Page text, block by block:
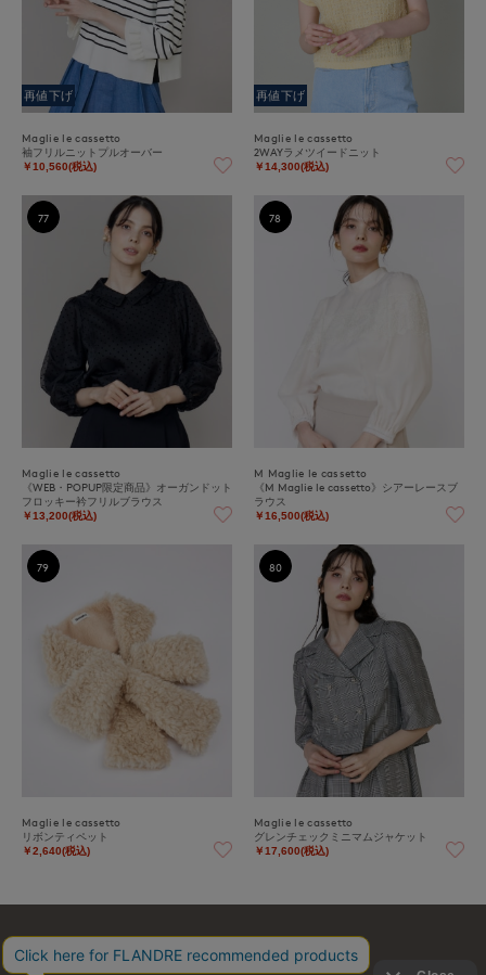
再値下げ
Maglie le cassetto
袖フリルニットプルオーバー
￥10,560(税込)
再値下げ
Maglie le cassetto
2WAYラメツイードニット
￥14,300(税込)
Maglie le cassetto
《WEB・POPUP限定商品》オーガンドット
フロッキー衿フリルブラウス
￥13,200(税込)
77
M Maglie le cassetto
《M Maglie le cassetto》シアーレースブ
ラウス
￥16,500(税込)
78
Maglie le cassetto
リボンティペット
￥2,640(税込)
79
Maglie le cassetto
グレンチェックミニマムジャケット
￥17,600(税込)
80